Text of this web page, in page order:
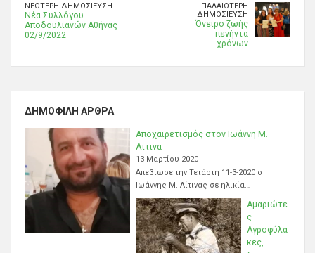
ΝΕΌΤΕΡΗ ΔΗΜΟΣΊΕΥΣΗ
Νέα Συλλόγου
Αποδουλιανών Αθήνας
02/9/2022
ΠΑΛΑΙΌΤΕΡΗ
ΔΗΜΟΣΊΕΥΣΗ
Όνειρο ζωής
πενήντα
χρόνων
ΔΗΜΟΦΙΛΉ ΆΡΘΡΑ
Αποχαιρετισμός στον Ιωάννη Μ.
Λίτινα
13 Μαρτίου 2020
Απεβίωσε την Τετάρτη 11-3-2020 ο
Ιωάννης Μ. Λίτινας σε ηλικία…
Αμαριώτε
ς
Αγροφύλα
κες,